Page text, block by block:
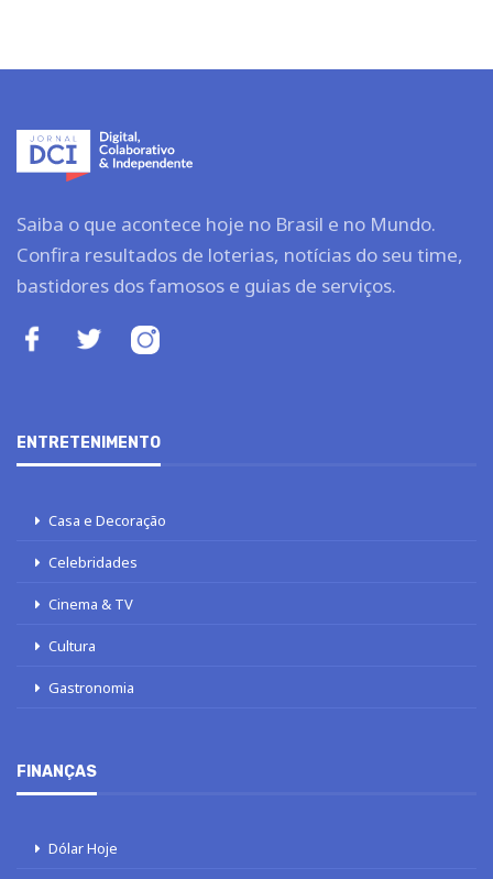
Saiba o que acontece hoje no Brasil e no Mundo.
Confira resultados de loterias, notícias do seu time,
bastidores dos famosos e guias de serviços.
ENTRETENIMENTO
Casa e Decoração
Celebridades
Cinema & TV
Cultura
Gastronomia
FINANÇAS
Dólar Hoje